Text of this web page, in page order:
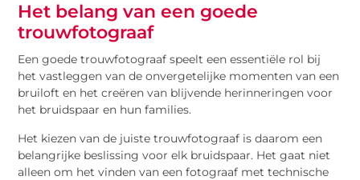
Het belang van een goede
trouwfotograaf
Een goede trouwfotograaf speelt een essentiële rol bij
het vastleggen van de onvergetelijke momenten van een
bruiloft en het creëren van blijvende herinneringen voor
het bruidspaar en hun families.
Het kiezen van de juiste trouwfotograaf is daarom een
belangrijke beslissing voor elk bruidspaar. Het gaat niet
alleen om het vinden van een fotograaf met technische